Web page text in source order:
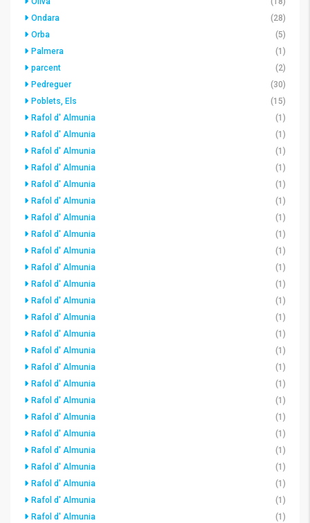
Ondara
(28)
Orba
(5)
Palmera
(1)
parcent
(2)
Pedreguer
(30)
Poblets, Els
(15)
Rafol d' Almunia
(1)
Rafol d' Almunia
(1)
Rafol d' Almunia
(1)
Rafol d' Almunia
(1)
Rafol d' Almunia
(1)
Rafol d' Almunia
(1)
Rafol d' Almunia
(1)
Rafol d' Almunia
(1)
Rafol d' Almunia
(1)
Rafol d' Almunia
(1)
Rafol d' Almunia
(1)
Rafol d' Almunia
(1)
Rafol d' Almunia
(1)
Rafol d' Almunia
(1)
Rafol d' Almunia
(1)
Rafol d' Almunia
(1)
Rafol d' Almunia
(1)
Rafol d' Almunia
(1)
Rafol d' Almunia
(1)
Rafol d' Almunia
(1)
Rafol d' Almunia
(1)
Rafol d' Almunia
(1)
Rafol d' Almunia
(1)
Rafol d' Almunia
(1)
Rafol d' Almunia
(1)